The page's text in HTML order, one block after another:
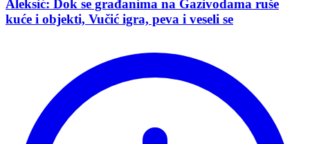
Aleksić: Dok se građanima na Gazivodama ruše
kuće i objekti, Vučić igra, peva i veseli se